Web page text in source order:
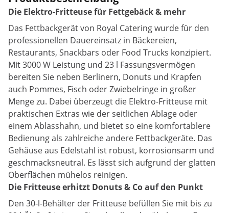
Die Elektro-Fritteuse für Fettgebäck & mehr
Das Fettbackgerät von Royal Catering wurde für den
professionellen Dauereinsatz in Bäckereien,
Restaurants, Snackbars oder Food Trucks konzipiert.
Mit 3000 W Leistung und 23 l Fassungsvermögen
bereiten Sie neben Berlinern, Donuts und Krapfen
auch Pommes, Fisch oder Zwiebelringe in großer
Menge zu. Dabei überzeugt die Elektro-Fritteuse mit
praktischen Extras wie der seitlichen Ablage oder
einem Ablasshahn, und bietet so eine komfortablere
Bedienung als zahlreiche andere Fettbackgeräte. Das
Gehäuse aus Edelstahl ist robust, korrosionsarm und
geschmacksneutral. Es lässt sich aufgrund der glatten
Oberflächen mühelos reinigen.
Die Fritteuse erhitzt Donuts & Co auf den Punkt
Den 30-l-Behälter der Fritteuse befüllen Sie mit bis zu